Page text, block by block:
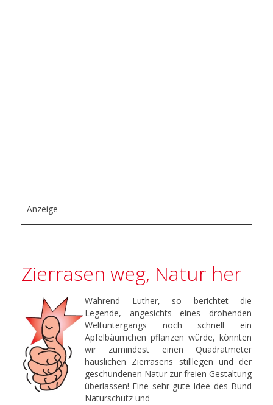
- Anzeige -
Zierrasen weg, Natur her
Während Luther, so berichtet die
Legende, angesichts eines drohenden
Weltuntergangs noch schnell ein
Apfelbäumchen pflanzen würde, könnten
wir zumindest einen Quadratmeter
häuslichen Zierrasens stilllegen und der
geschundenen Natur zur freien Gestaltung
überlassen! Eine sehr gute Idee des Bund
Naturschutz und